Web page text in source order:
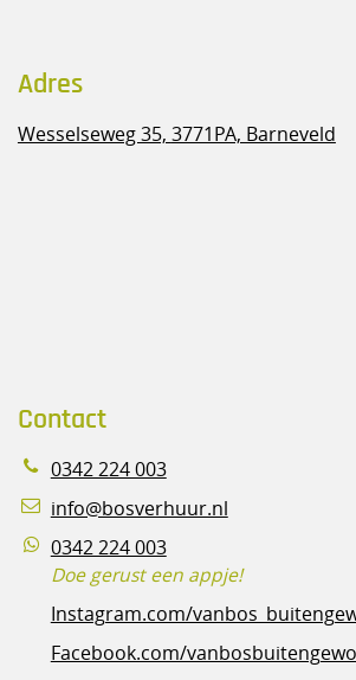
Adres
Wesselseweg 35, 3771PA, Barneveld
Contact
0342 224 003
info@bosverhuur.nl
0342 224 003
Doe gerust een appje!
Instagram.com/
Facebook.com/